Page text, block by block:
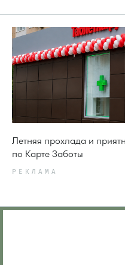
Летняя прохлада и
по Карте Заботы
РЕКЛАМА